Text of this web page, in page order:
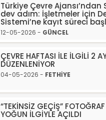
Türkiye Çevre Ajansı’ndan
dev adım: İşletmeler için
Sistemi’ne kayıt süreci
12-05-2026 - GÜNCEL
ÇEVRE HAFTASI İLE İLGİLİ 2
DÜZENLENİYOR
04-05-2026 - FETHİYE
“TEKİNSİZ GEÇİŞ”
YOĞUN İLGİYLE AÇILDI